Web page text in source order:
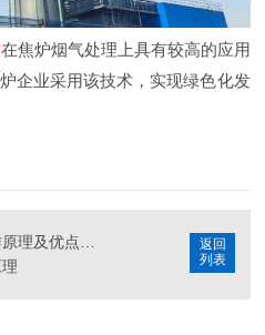
在焦炉烟气处理上具有较高的应用
企业采用该技术，实现绿色化发
返回
列表